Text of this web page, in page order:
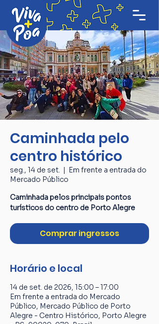
Caminhada pelo
centro histórico
seg., 14 de set.
  |
Em frente a entrada do
Mercado Público
Caminhada pelos principais pontos
turísticos do centro de Porto Alegre
Comprar ingressos
Horário e local
14 de set. de 2026, 15:00 – 17:00
Em frente a entrada do Mercado
Público, Mercado Público de Porto
Alegre - Centro Histórico, Porto Alegre